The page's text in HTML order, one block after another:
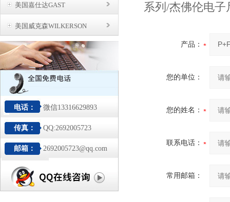
美国嘉仕达GAST
美国威克森WILKERSON
电话： 微信13316629893
传真： QQ:2692005723
邮箱： 2692005723@qq.com
系列/杰佛伦电子
产品：
您的单位：
您的姓名：
联系电话：
常用邮箱：